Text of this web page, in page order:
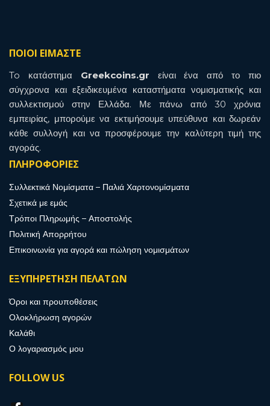
ΠΟΙΟΙ ΕΙΜΑΣΤΕ
To κατάστημα Greekcoins.gr είναι ένα από το πιο
σύγχρονα και εξειδικευμένα καταστήματα νομισματικής και
συλλεκτισμού στην Ελλάδα. Με πάνω από 30 χρόνια
εμπειρίας, μπορούμε να εκτιμήσουμε υπεύθυνα και δωρεάν
κάθε συλλογή και να προσφέρουμε την καλύτερη τιμή της
αγοράς.
ΠΛΗΡΟΦΟΡΙΕΣ
Συλλεκτικά Νομίσματα – Παλιά Χαρτονομίσματα
Σχετικά με εμάς
Τρόποι Πληρωμής – Αποστολής
Πολιτική Απορρήτου
Επικοινωνία για αγορά και πώληση νομισμάτων
ΕΞΥΠΗΡΕΤΗΣΗ ΠΕΛΑΤΩΝ
Όροι και προυποθέσεις
Ολοκλήρωση αγορών
Καλάθι
Ο λογαριασμός μου
FOLLOW US